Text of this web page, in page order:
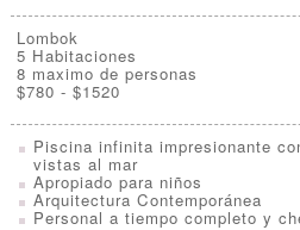
Lombok
5 Habitaciones
8 maximo de personas
$780 - $1520
Piscina infinita impresionante
vistas al mar
Apropiado para niños
Arquitectura Contemporánea
Personal a tiempo completo y